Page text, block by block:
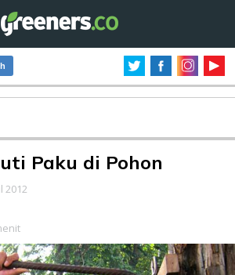
Paku di Pohon
2012